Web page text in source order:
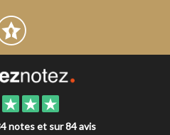
notes et sur 84 avis